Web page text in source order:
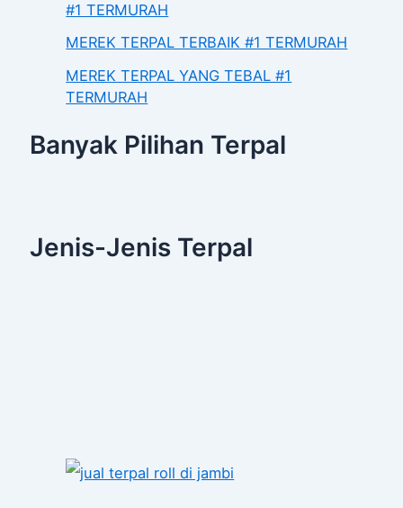
#1 TERMURAH
MEREK TERPAL TERBAIK #1 TERMURAH
MEREK TERPAL YANG TEBAL #1
TERMURAH
Banyak Pilihan Terpal
Jenis-Jenis Terpal